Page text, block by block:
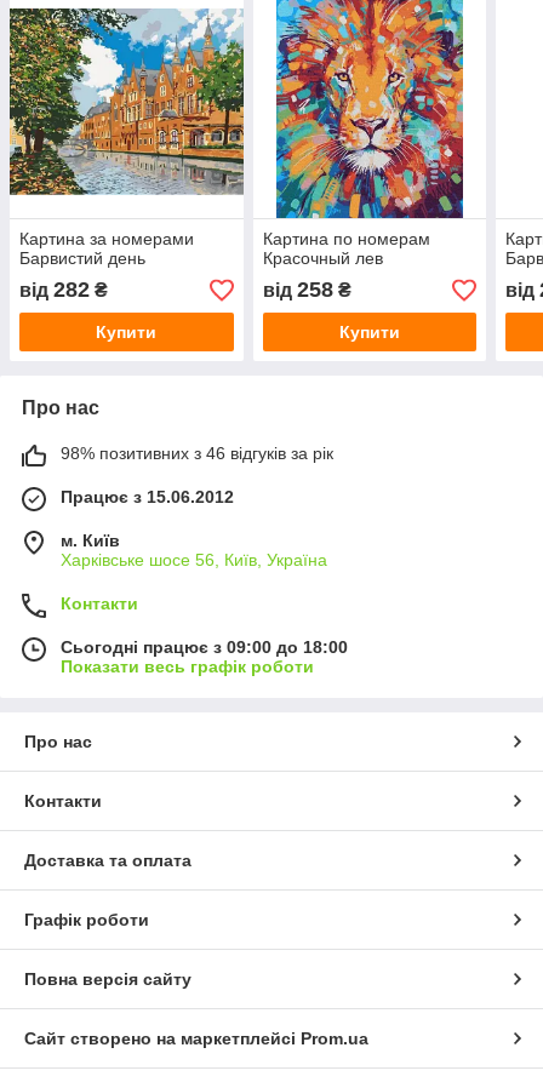
Картина за номерами
Барвистий день
від 282 ₴
Купити
Картина по номерам
Красочный лев
від 258₴
Купити
від
Про нас
98% позитивних з 46 відгуків за рік
Працює з 15.06.2012
м. Київ
Харківське шосе 56, Київ, Україна
Контакти
Сьогодні працює з 09:00 до 18:00
Показати весь графік роботи
Про нас
Контакти
Доставка та оплата
Графік роботи
Повна версія сайту
Сайт створено на маркетплейсі Prom.ua